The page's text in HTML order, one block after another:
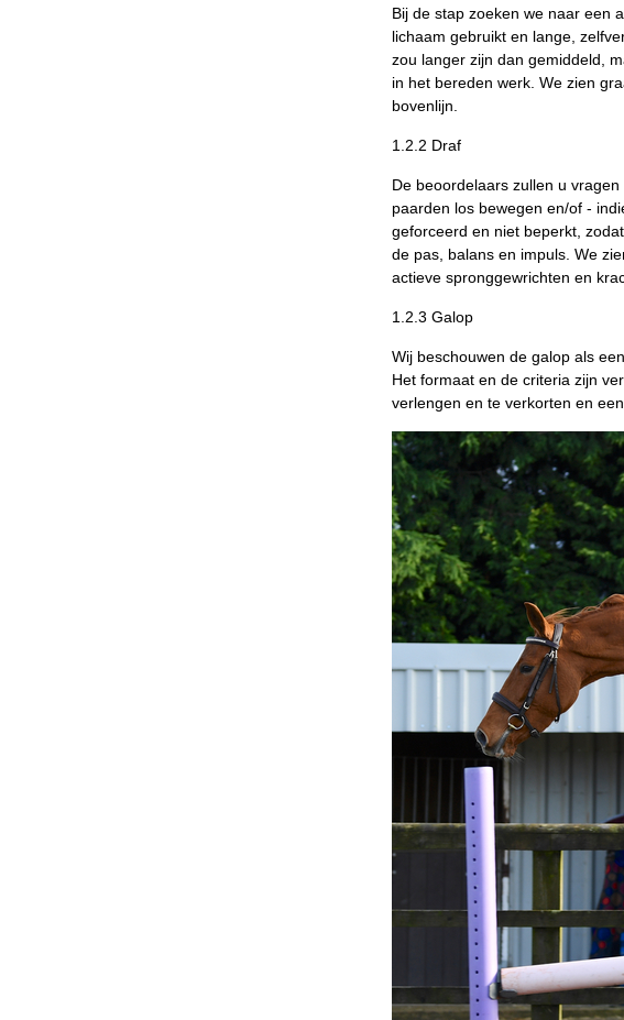
Bij de stap zoeken we naar een
lichaam gebruikt en lange,
zou langer zijn dan gemiddeld,
in het bereden werk. We zien
bovenlijn.
1.2.2 Draf
De beoordelaars zullen u
paarden los bewegen en/of -
geforceerd en niet beperkt,
de pas, balans en impuls. We
actieve spronggewrichten en
1.2.3 Galop
Wij beschouwen de galop als
Het formaat en de criteria zijn
verlengen en te verkorten en